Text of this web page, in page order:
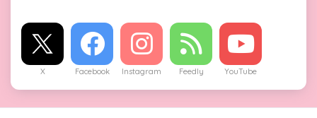
X Facebook Instagram Feedly YouTube